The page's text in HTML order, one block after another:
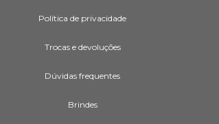
Política de privacidade
Trocas e devoluções
Dúvidas frequentes
Brindes